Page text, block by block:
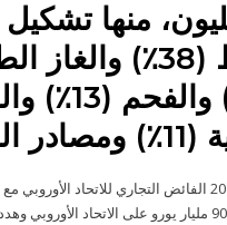
منها
النفط (38٪)
(36٪) والفحم
الطاقة
المتحدة نما إلى 90.9 مليار يورو على الاتحاد